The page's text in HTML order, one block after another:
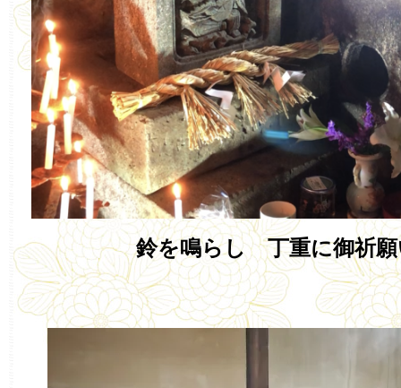
鈴を鳴らし 丁重に御祈